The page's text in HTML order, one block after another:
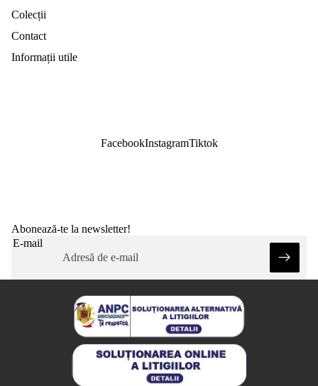
Colecții
Contact
Informații utile
FacebookInstagramTiktok
Abonează-te la newsletter!
E-mail